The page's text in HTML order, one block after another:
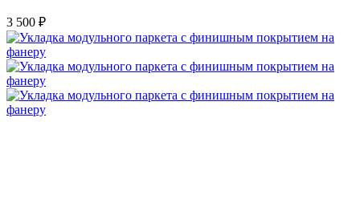
3 500 ₽